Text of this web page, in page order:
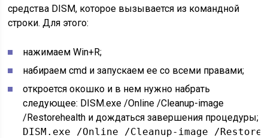
средства DISM, которое вызывается из командной
строки. Для этого:
нажимаем Win+R;
набираем cmd и запускаем ее со всеми правами;
откроется окошко и в нем нужно набрать
следующее: DISM.exe /Online /Cleanup-image
/Restorehealth и дождаться завершения процедуры;
DISM.exe /Online /Cleanup-image /